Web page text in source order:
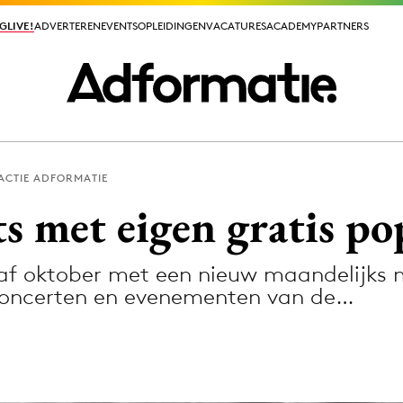
ADVERTERENEVENTSOPLEIDINGENVACATURESACADEMYPARTNERS
ADVERTERENEVENTSOPLEIDINGENVACATURESACADEMYPARTNERS
ADFORMATIE
met eigen gratis
oktober met een nieuw maandelijks
en evenementen van de…